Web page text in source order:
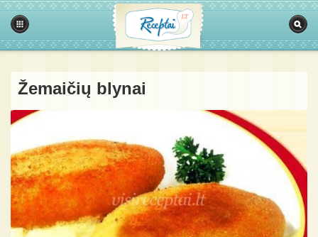
Žemaičių blynai